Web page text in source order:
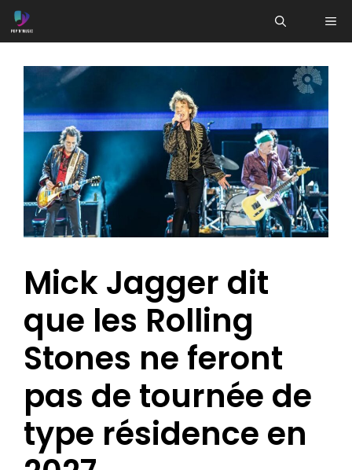
Aller
au
Mick Jagger dit
que les Rolling
Stones ne feront
pas de tournée de
type résidence en